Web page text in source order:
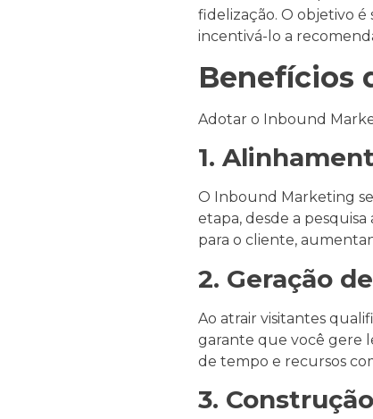
fidelização. O objetivo
incentivá-lo a
Benefícios
Adotar o Inbound
1.
O Inbound Marketing
etapa, desde a
para o cliente,
2. Geração
Ao atrair visitantes
garante que você gere
de tempo e recursos
3.